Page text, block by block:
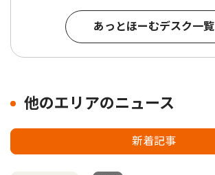
あっとほーむデスク一覧
他のエリアのニュース
新着記事